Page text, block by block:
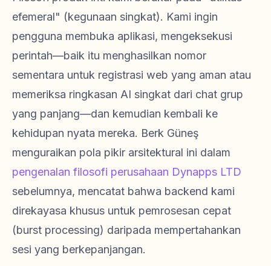
efemeral" (kegunaan singkat). Kami ingin
pengguna membuka aplikasi, mengeksekusi
perintah—baik itu menghasilkan nomor
sementara untuk registrasi web yang aman atau
memeriksa ringkasan AI singkat dari chat grup
yang panjang—dan kemudian kembali ke
kehidupan nyata mereka. Berk Güneş
menguraikan pola pikir arsitektural ini dalam
pengenalan filosofi perusahaan Dynapps LTD
sebelumnya, mencatat bahwa backend kami
direkayasa khusus untuk pemrosesan cepat
(burst processing) daripada mempertahankan
sesi yang berkepanjangan.